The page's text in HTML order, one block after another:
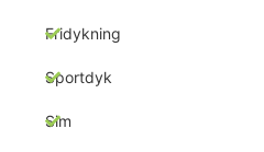
Fridykning
Sportdyk
Sim